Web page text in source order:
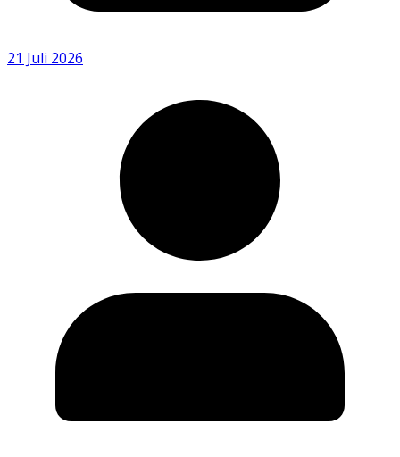
21 Juli 2026